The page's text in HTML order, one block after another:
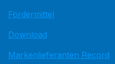
Fördermittel
Download
Markenlieferanten Record